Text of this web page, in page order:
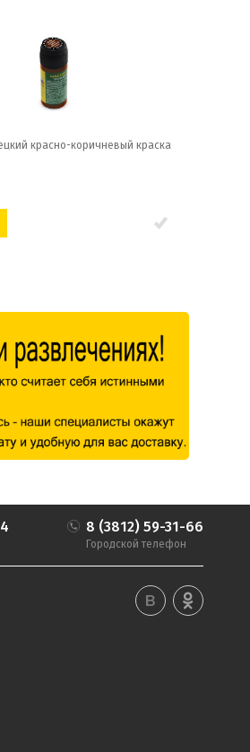
красно-коричневый краска
8 (3812) 59-31-66
Городской телефон